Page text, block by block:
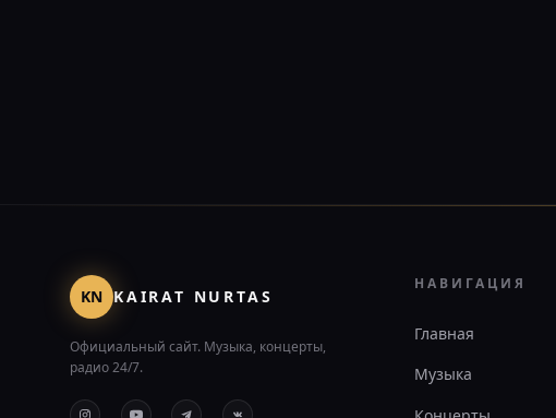
KN KAIRAT NURTAS
Официальный сайт. Музыка, концерты,
радио 24/7.
НАВИГАЦИЯ
Главная
Музыка